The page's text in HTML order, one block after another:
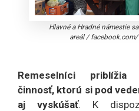
Hlavné a Hradné námestie
areál/
Remeselníci priblížia
činnosť, ktorú si pod
aj vyskúšať. K